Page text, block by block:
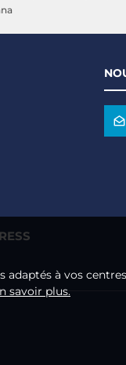
à vos
savoir plus.